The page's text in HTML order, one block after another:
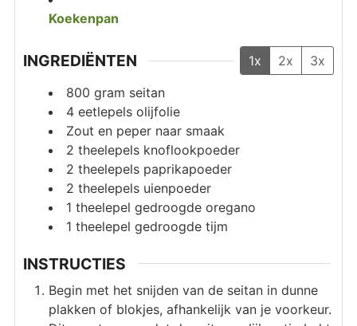
Koekenpan
INGREDIËNTEN 1x 2x
3x
800 gram seitan
4 eetlepels olijfolie
Zout en peper naar smaak
2 theelepels knoflookpoeder
2 theelepels paprikapoeder
2 theelepels uienpoeder
1 theelepel gedroogde oregano
1 theelepel gedroogde tijm
INSTRUCTIES
Begin met het snijden van de seitan in dunne
plakken of blokjes, afhankelijk van je voorkeur.